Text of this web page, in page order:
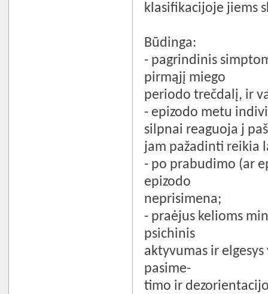
klasifikacijoje jiems
Būdinga:
- pagrindinis
pirmąjį miego
periodo trečdalį, ir
- epizodo metu
silpnai reaguoja j
jam pažadinti reikia
- po prabudimo (ar
epizodo
neprisimena;
- praėjus kelioms
psichinis
aktyvumas ir
pasime-­
timo ir